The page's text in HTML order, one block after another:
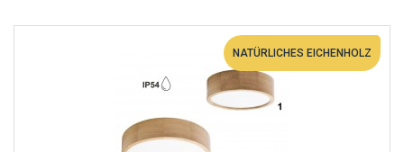
NATÜRLICHES EICHENHOLZ